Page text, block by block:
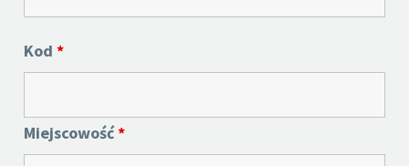
Kod *
Miejscowość*